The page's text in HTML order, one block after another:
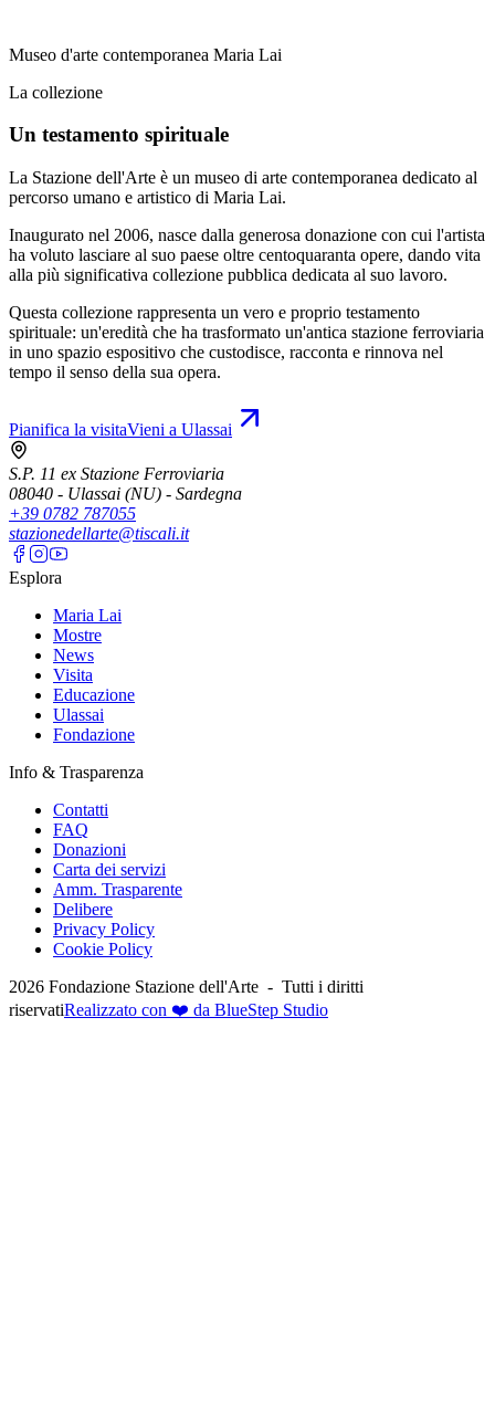
Museo d'arte contemporanea Maria Lai
La collezione
Un testamento spirituale
La Stazione dell'Arte è un museo di arte contemporanea dedicato al
percorso umano e artistico di Maria Lai.
Inaugurato nel 2006, nasce dalla generosa donazione con cui l'artista
ha voluto lasciare al suo paese oltre centoquaranta opere, dando vita
alla più significativa collezione pubblica dedicata al suo lavoro.
Questa collezione rappresenta un vero e proprio testamento
spirituale: un'eredità che ha trasformato un'antica stazione ferroviaria
in uno spazio espositivo che custodisce, racconta e rinnova nel
tempo il senso della sua opera.
Pianifica la visitaVieni a Ulassai
S.P. 11 ex Stazione Ferroviaria
08040 - Ulassai (NU) - Sardegna
+39 0782 787055
stazionedellarte@tiscali.it
Esplora
Maria Lai
Mostre
News
Visita
Educazione
Ulassai
Fondazione
Info & Trasparenza
Contatti
FAQ
Donazioni
Carta dei servizi
Amm. Trasparente
Delibere
Privacy Policy
Cookie Policy
2026 Fondazione Stazione dell'Arte - Tutti i diritti
riservatiRealizzato con ❤️ da BlueStep Studio